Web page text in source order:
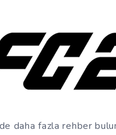
fazla rehber